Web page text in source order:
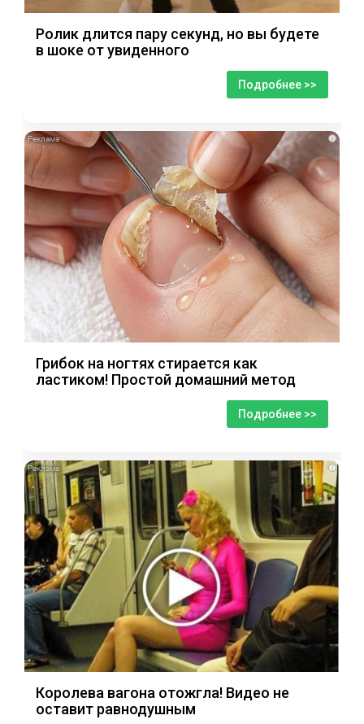
Ролик длится пару секунд, но вы будете
в шоке от увиденного
Подробнее >>
i
Грибок на ногтях стирается как
ластиком! Простой домашний метод
Подробнее >>
i
Королева вагона отожгла! Видео не
оставит равнодушным